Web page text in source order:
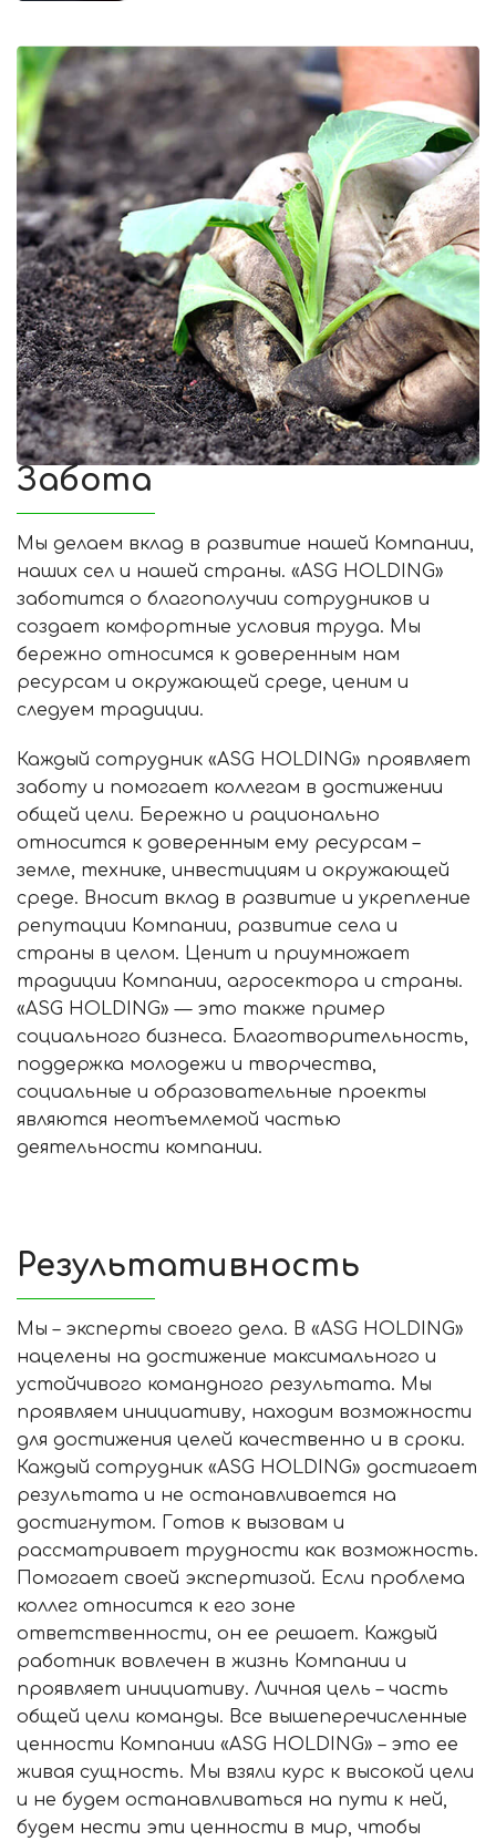
Забота
Мы делаем вклад в развитие нашей Компании,
наших сел и нашей страны. «ASG HOLDING»
заботится о благополучии сотрудников и
создает комфортные условия труда. Мы
бережно относимся к доверенным нам
ресурсам и окружающей среде, ценим и
следуем традиции.
Каждый сотрудник «ASG HOLDING» проявляет
заботу и помогает коллегам в достижении
общей цели. Бережно и рационально
относится к доверенным ему ресурсам –
земле, технике, инвестициям и окружающей
среде. Вносит вклад в развитие и укрепление
репутации Компании, развитие села и
страны в целом. Ценит и приумножает
традиции Компании, агросектора и страны.
«ASG HOLDING» — это также пример
социального бизнеса. Благотворительность,
поддержка молодежи и творчества,
социальные и образовательные проекты
являются неотъемлемой частью
деятельности компании.
Результативность
Мы – эксперты своего дела. В «ASG HOLDING»
нацелены на достижение максимального и
устойчивого командного результата. Мы
проявляем инициативу, находим возможности
для достижения целей качественно и в сроки.
Каждый сотрудник «ASG HOLDING» достигает
результата и не останавливается на
достигнутом. Готов к вызовам и
рассматривает трудности как возможность.
Помогает своей экспертизой. Если проблема
коллег относится к его зоне
ответственности, он ее решает. Каждый
работник вовлечен в жизнь Компании и
проявляет инициативу. Личная цель – часть
общей цели команды. Все вышеперечисленные
ценности Компании «ASG HOLDING» – это ее
живая сущность. Мы взяли курс к высокой цели
и не будем останавливаться на пути к ней,
будем нести эти ценности в мир, чтобы